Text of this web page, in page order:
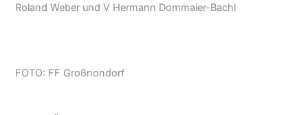
Roland Weber und V Hermann Dommaier-Bachl
FOTO: FF Großnondorf